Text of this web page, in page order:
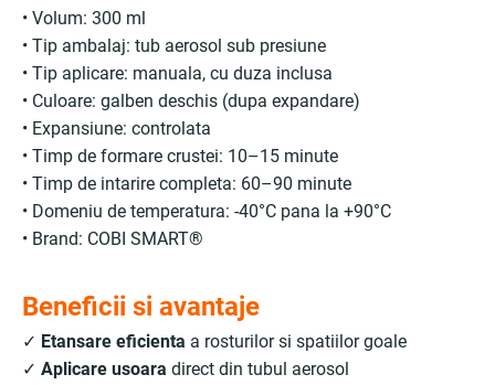
• Volum: 300 ml
• Tip ambalaj: tub aerosol sub presiune
• Tip aplicare: manuala, cu duza inclusa
• Culoare: galben deschis (dupa expandare)
• Expansiune: controlata
• Timp de formare crustei: 10–15 minute
• Timp de intarire completa: 60–90 minute
• Domeniu de temperatura: -40°C pana la +90°C
• Brand: COBI SMART®
Beneficii si avantaje
✓ Etansare eficienta a rosturilor si spatiilor goale
✓ Aplicare usoara direct din tubul aerosol